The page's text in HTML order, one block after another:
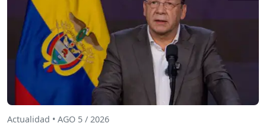
Actualidad • AGO 5 / 2026